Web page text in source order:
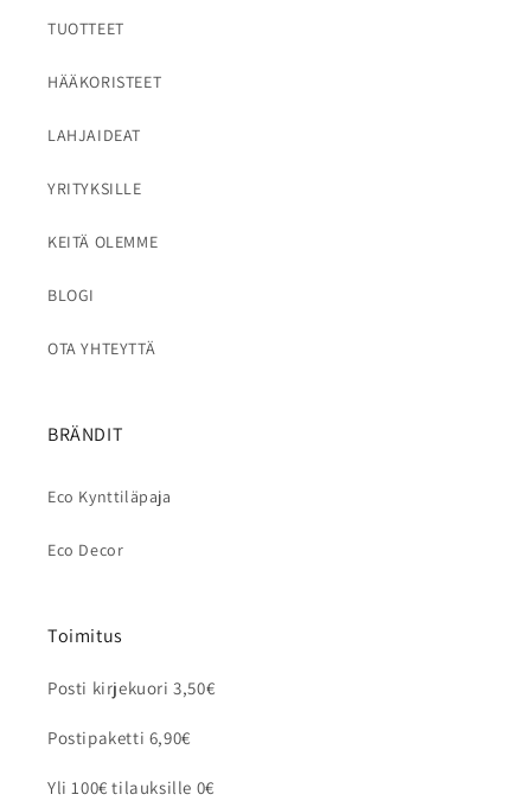
TUOTTEET
HÄÄKORISTEET
LAHJAIDEAT
YRITYKSILLE
KEITÄ OLEMME
BLOGI
OTA YHTEYTTÄ
BRÄNDIT
Eco Kynttiläpaja
Eco Decor
Toimitus
Posti kirjekuori 3,50€
Postipaketti 6,90€
Yli 100€ tilauksille 0€